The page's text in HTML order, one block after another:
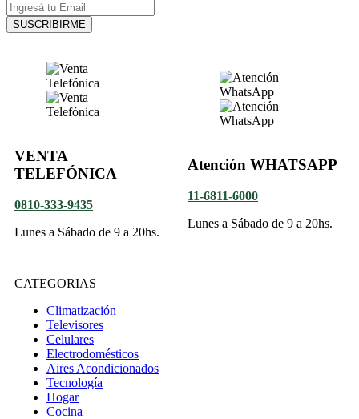
SUSCRIBIRME
VENTA
TELEFÓNICA
0810-333-9435
Lunes a Sábado de 9 a 20hs.
Atención WHATSAPP
11-6811-6000
Lunes a Sábado de 9 a 20hs.
CATEGORIAS
Climatización
Televisores
Celulares
Electrodomésticos
Aires Acondicionados
Tecnología
Hogar
Cocina